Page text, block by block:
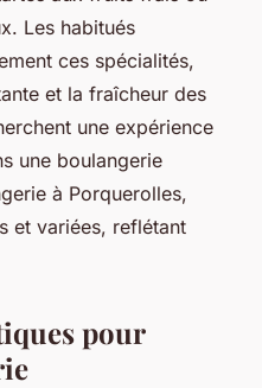
Les habitués
ces spécialités,
et la fraîcheur des
une expérience
une boulangerie
à Porquerolles,
et variées, reflétant
pour